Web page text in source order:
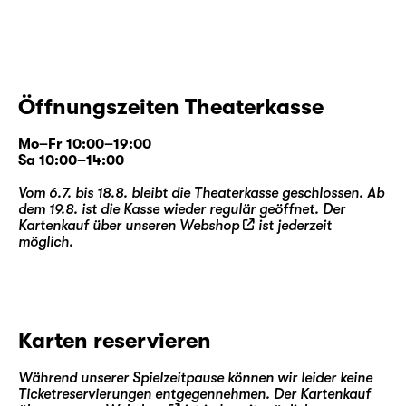
besonderen Beziehung zwischen Menschen
und Pflanzen erzählen. Die hat
schlussendlich sehr viel Ähnlichkeit mit der
Beziehung der Menschen untereinander.
Interlude Inn (Premiere)
Aufenthaltsort: Interlude Inn. Ein Ort
Öffnungszeiten Theaterkasse
Mo–Fr 10:00–19:00
Sa 10:00–14:00
Vom 6.7. bis 18.8. bleibt die Theaterkasse geschlossen. Ab
dem 19.8. ist die Kasse wieder regulär geöffnet. Der
Kartenkauf über unseren Webshop
ist jederzeit
möglich.
Karten reservieren
Während unserer Spielzeitpause können wir leider keine
Ticketreservierungen entgegennehmen. Der Kartenkauf